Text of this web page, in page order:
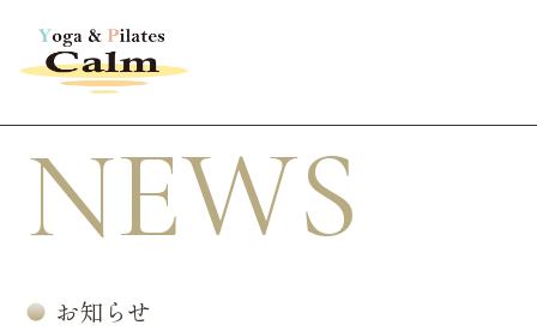
NEWS
お知らせ